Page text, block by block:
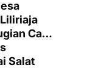
Capai
Salat